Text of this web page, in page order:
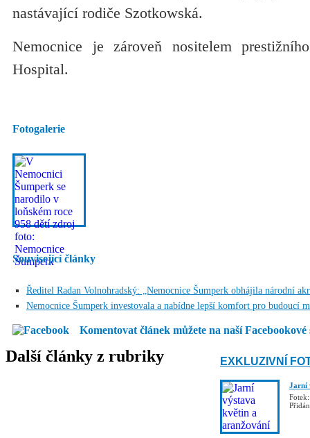
nastávající rodiče Szotkowská.
Nemocnice je zároveň nositelem
Hospital.
Fotogalerie
Související články
Ředitel Radan Volnohradský: „Nemocnice Šumperk obhájila národní
Nemocnice Šumperk investovala a nabídne lepší komfort pro budoucí
Komentovat článek můžete na naší Facebookové
Další články z rubriky EXKLUZIVNÍ
Jarní